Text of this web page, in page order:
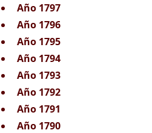
Año 1797
Año 1796
Año 1795
Año 1794
Año 1793
Año 1792
Año 1791
Año 1790